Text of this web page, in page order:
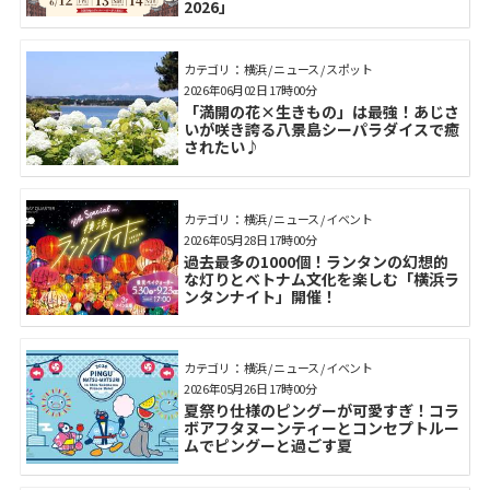
2026」
カテゴリ： 横浜 / ニュース / スポット
「満開の花×生きもの」は最強！あじさ
いが咲き誇る八景島シーパラダイスで癒
されたい♪
2026年06月02日 17時00分
カテゴリ： 横浜 / ニュース / イベント
過去最多の1000個！ランタンの幻想的
な灯りとベトナム文化を楽しむ「横浜ラ
ンタンナイト」開催！
2026年05月28日 17時00分
カテゴリ： 横浜 / ニュース / イベント
夏祭り仕様のピングーが可愛すぎ！コラ
ボアフタヌーンティーとコンセプトルー
ムでピングーと過ごす夏
2026年05月26日 17時00分